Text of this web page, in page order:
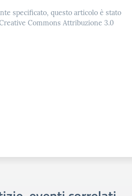
specificato, questo articolo è stato
Commons Attribuzione 3.0